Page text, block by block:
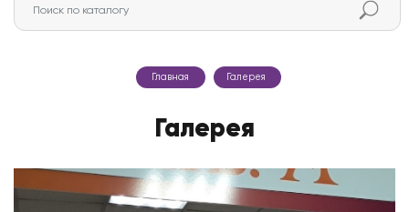
Главная Галерея
Галерея